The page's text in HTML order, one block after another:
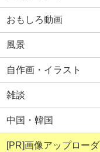
おもしろ動画
風景
自作画・イラスト
雑談
中国・韓国
[PR]画像アップロー